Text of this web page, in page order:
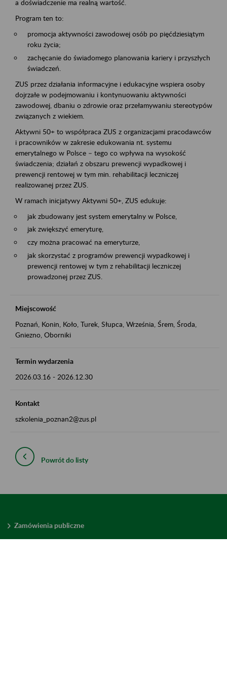
a doświadczenie ma realną wartość.
Program ten to:
promocja aktywności zawodowej osób po pięćdziesiątym
roku życia;
zachęcanie do świadomego planowania kariery i przyszłych
świadczeń.
ZUS przez działania informacyjne i edukacyjne wspiera osoby
dojrzałe w podejmowaniu i kontynuowaniu aktywności
zawodowej, dbaniu o zdrowie oraz przełamywaniu stereotypów
związanych z wiekiem.
Aktywni 50+ to współpraca ZUS z organizacjami pracodawców
i pracowników w zakresie edukowania nt. systemu
emerytalnego w Polsce – tego co wpływa na wysokość
świadczenia; działań z obszaru prewencji wypadkowej i
prewencji rentowej w tym min. rehabilitacji leczniczej
realizowanej przez ZUS.
W ramach inicjatywy Aktywni 50+, ZUS edukuje:
jak zbudowany jest system emerytalny w Polsce,
jak zwiększyć emeryturę,
czy można pracować na emeryturze,
jak skorzystać z programów prewencji wypadkowej i
prewencji rentowej w tym z rehabilitacji leczniczej
prowadzonej przez ZUS.
Miejscowość
Poznań, Konin, Koło, Turek, Słupca, Września, Śrem, Środa,
Gniezno, Oborniki
Termin wydarzenia
2026.03.16 - 2026.12.30
Kontakt
szkolenia_poznan2@zus.pl
Powrót do listy
Zamówienia publiczne